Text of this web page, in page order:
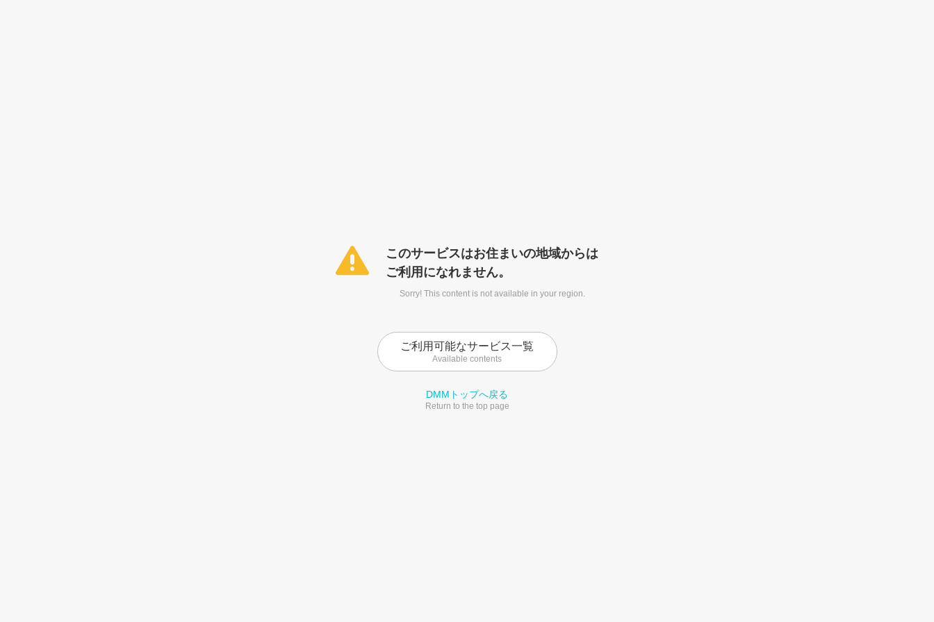
このサービスはお住まいの地域からは
ご利用になれません。
Sorry! This content is not available in your region.
ご利用可能なサービス一覧
Available contents
DMMトップへ戻る
Return to the top page